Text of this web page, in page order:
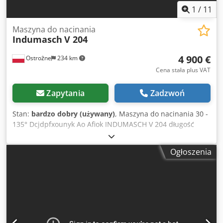
1 / 11
Ostrożne 234 km
Maszyna do nacinania
Indumasch V 204
4 900 €
Cena stała plus VAT
Zapytania Zadzwoń
Stan: bardzo dobry (używany), Maszyna do nacinania 30 -
135° Dcjdpfxounyk Ao Afiok INDUMASCH V 204 długość
ostrza 200 x 200 mm maks. grubość blachy: stal miękka 4
mm Moc napędu 4 kW Wymiary dł. x szer. x wys. 1700 x
Ogłoszenia